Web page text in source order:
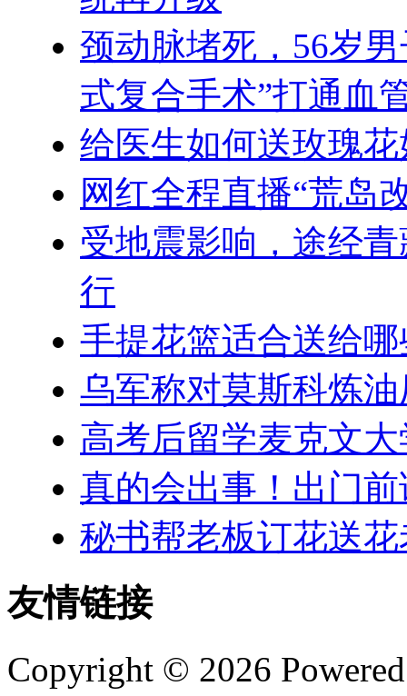
颈动脉堵死，56岁
式复合手术”打通血
给医生如何送玫瑰
网红全程直播“荒岛
受地震影响，途经
行
手提花篮适合送给
乌军称对莫斯科炼
高考后留学麦克文
真的会出事！出门
秘书帮老板订花送
友情链接
Copyright © 2026